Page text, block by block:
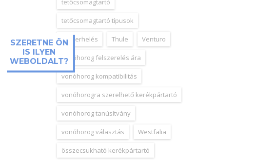
SZERETNE ÖN
IS ILYEN
WEBOLDALT?
tetőcsomagtartó
tetőcsomagtartó típusok
tetőterhelés Thule Venturo
vonóhorog felszerelés ára
vonóhorog kompatibilitás
vonóhorogra szerelhető kerékpártartó
vonóhorog tanúsítvány
vonóhorog választás Westfalia
összecsukható kerékpártartó